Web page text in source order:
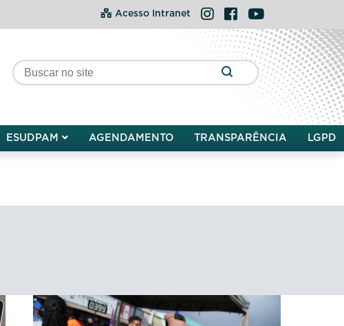
Acesso Intranet Instagram
FacebookYouTube
ESUDPAM AGENDAMENTO TRANSPARÊNCIA LGPD